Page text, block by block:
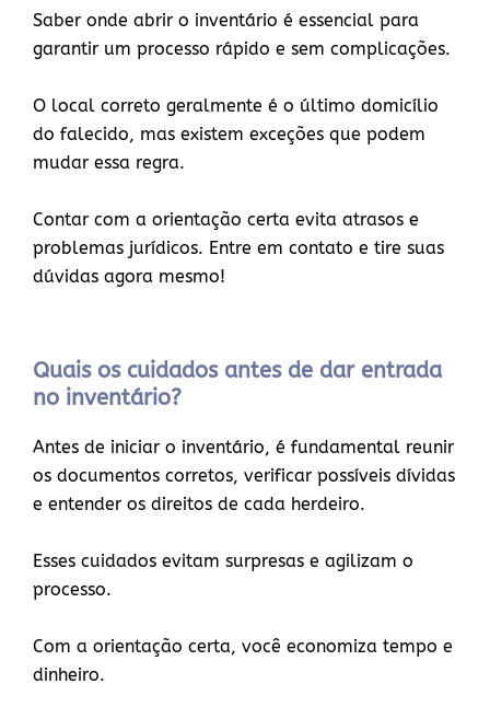
Saber onde abrir o inventário é essencial para
garantir um processo rápido e sem complicações.
O local correto geralmente é o último domicílio
do falecido, mas existem exceções que podem
mudar essa regra.
Contar com a orientação certa evita atrasos e
problemas jurídicos. Entre em contato e tire suas
dúvidas agora mesmo!
Quais os cuidados antes de dar entrada
no inventário?
Antes de iniciar o inventário, é fundamental reunir
os documentos corretos, verificar possíveis dívidas
e entender os direitos de cada herdeiro.
Esses cuidados evitam surpresas e agilizam o
processo.
Com a orientação certa, você economiza tempo e
dinheiro.